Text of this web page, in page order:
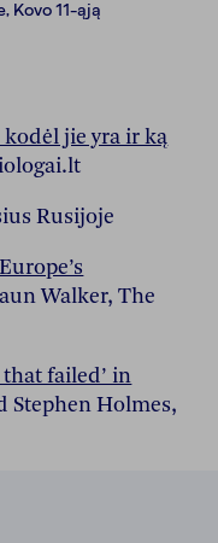
Kovo 11-ąją
jie yra ir ką
Rusijoje
Walker, The
failed’ in
Stephen Holmes,